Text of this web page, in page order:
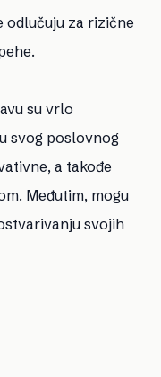
odlučuju za rizične
su vrlo
svog poslovnog
a takođe
Međutim, mogu
svojih